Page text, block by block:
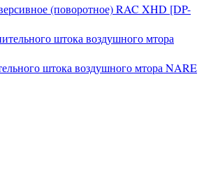
(поворотное) RAC XHD [DP-
штока воздушного мтора NARE